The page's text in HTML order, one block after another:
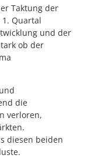
Taktung der
Quartal
und der
ob der
die
verloren,
diesen beiden